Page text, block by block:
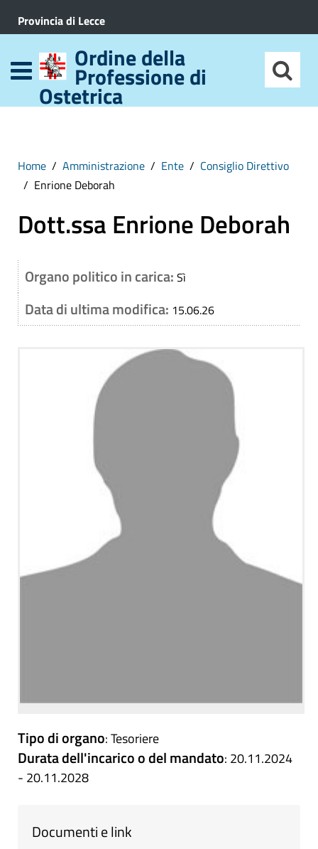
Provincia di Lecce
Ordine della
Professione di
Ostetrica
Home Amministrazione Ente
Consiglio Direttivo
Enrione Deborah
Dott.ssa Enrione Deborah
Organo politico in carica: Sì
Data di ultima modifica: 15.06.26
Tipo di organo: Tesoriere
Durata dell'incarico o del mandato: 20.11.2024
- 20.11.2028
Documenti e link